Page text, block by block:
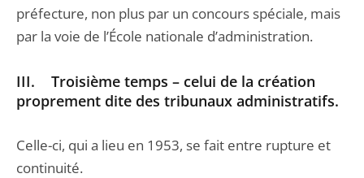
préfecture, non plus par un concours spéciale, mais
par la voie de l’École nationale d’administration.
III. Troisième temps – celui de la création
proprement dite des tribunaux administratifs.
Celle-ci, qui a lieu en 1953, se fait entre rupture et
continuité.